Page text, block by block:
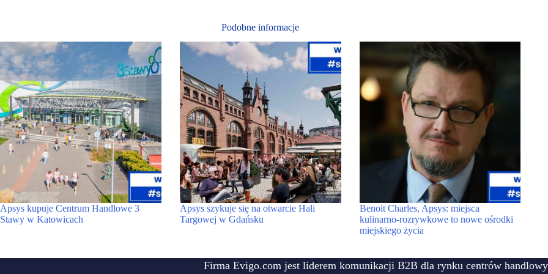
Podobne informacje
Apsys kupuje Centrum Handlowe 3
Stawy w Katowicach
Apsys szykuje się na otwarcie Hali
Targowej w Gdańsku
Benoit Charles, Apsys: miejsca
kulinarno-rozrywkowe to nowe ośrodki
miejskiego życia
Firma Evigo.com jest liderem komunikacji B2B dla rynku centrów